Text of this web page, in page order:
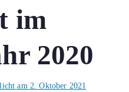
im
2020
am 2. Oktober 2021